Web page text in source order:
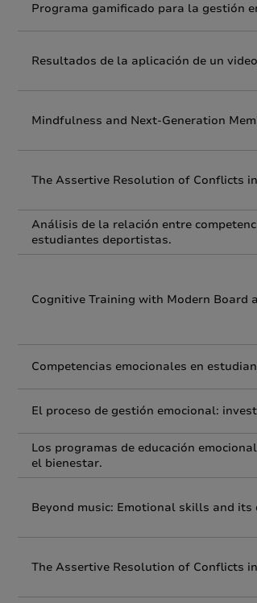
Programa gamificado para la gestión
Resultados de la aplicación de un
Mindfulness and Next-Generation
The Assertive Resolution of Conflicts
Análisis de la relación entre
estudiantes deportistas.
Cognitive Training with Modern Board
Competencias emocionales en
El proceso de gestión emocional:
Los programas de educación
el bienestar.
Beyond music: Emotional skills and
The Assertive Resolution of Conflicts